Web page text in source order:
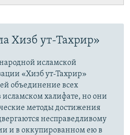
Хизб ут-Тахрир»
исламской
«Хизб ут-Тахрир»
объединение всех
исламском халифате, но они
методы достижения
несправедливому
и в оккупированном ею в